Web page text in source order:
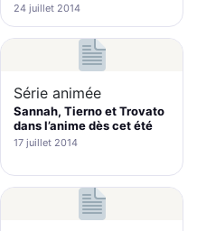
24 juillet 2014
Série animée
Sannah, Tierno et Trovato
dans l’anime dès cet été
17 juillet 2014